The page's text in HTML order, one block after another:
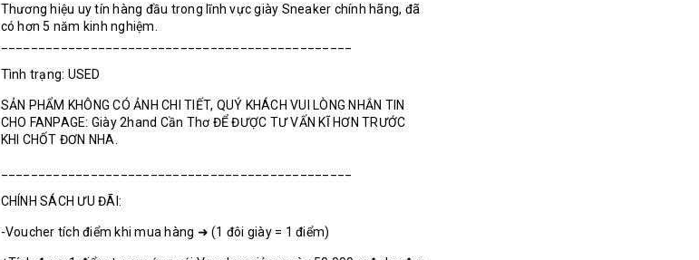
Thương hiệu uy tín hàng đầu trong lĩnh vực giày Sneaker chính hãng, đã
có hơn 5 năm kinh nghiệm.
Tình trạng: USED
SẢN PHẨM KHÔNG CÓ ẢNH CHI TIẾT, QUÝ KHÁCH VUI LÒNG NHẮN TIN
CHO FANPAGE: Giày 2hand Cần Thơ ĐỂ ĐƯỢC TƯ VẤN KĨ HƠN TRƯỚC
KHI CHỐT ĐƠN NHA.
CHÍNH SÁCH ƯU ĐÃI:
-Voucher tích điểm khi mua hàng ➜ (1 đôi giày = 1 điểm)